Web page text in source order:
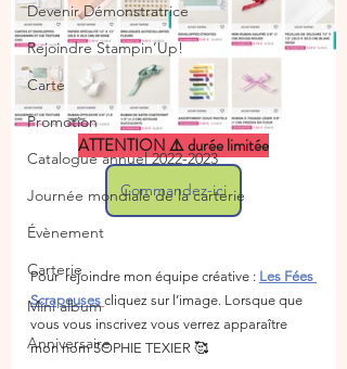
Devenir Démonstratrice
Rejoindre Stampin’Up!
Carte
Promotion
Catalogue annuel 2022-2023
Journée mondiale de la carterie
Évènement
Carterie
Mini album
Anniversaire
ATTENTION ⚠️ durée limitée
Commandez-ici
Pour  rejoindre mon équipe créative : Les Fées
Scrapeuses cliquez sur l’image. Lorsque que
vous vous inscrivez vous verrez apparaître
mon nom SOPHIE TEXIER 🥰